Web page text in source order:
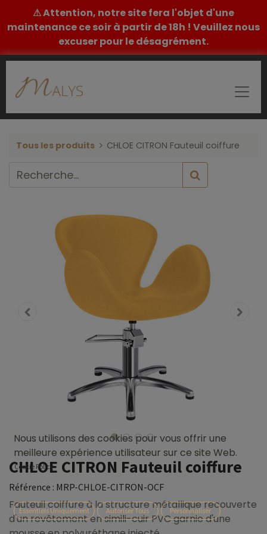
⚠ Attention, notre site fera l'objet d'une
maintenance ce soir à partir de 18h ! Veuillez nous
excuser pour le désagrément.
Tous les produits CHLOE CITRON Fauteuil coiffure
CHLOE CITRON Fauteuil coiffure
Référence : MRP-CHLOE-CITRON-OCF
Fauteuil coiffure à la structure métallique recouverte
d'un revêtement en simili-cuir PVC garnie d'une
Nous utilisons des cookies pour vous offrir une
meilleure expérience utilisateur sur ce site Web.
Cookie Policy
Essentiels Uniquement Autoriser Tous Personnaliser